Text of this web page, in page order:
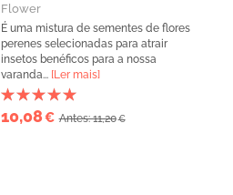
Flower
É uma mistura de sementes de flores
perenes selecionadas para atrair
insetos benéficos para a nossa
varanda... [Ler mais]
10,08€ Antes: 11,20€